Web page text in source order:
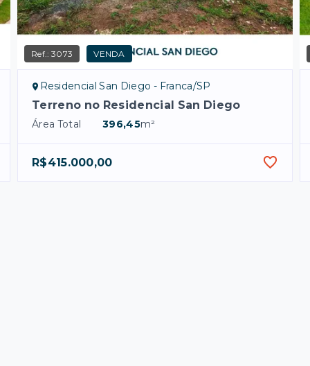
Ref.:3073 VENDA
Residencial San Diego - Franca/SP
Terreno no Residencial San Diego
Área Total 396,45m²
R$415.000,00